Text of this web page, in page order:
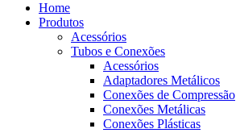
Home
Produtos
Acessórios
Tubos e Conexões
Acessórios
Adaptadores Metálicos
Conexões de Compressão
Conexões Metálicas
Conexões Plásticas